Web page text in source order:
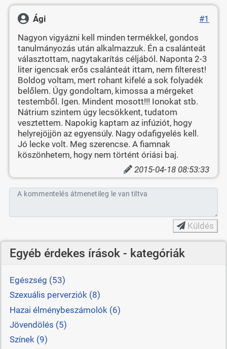
Ági
#1
Nagyon vigyázni kell minden termékkel, gondos
tanulmányozás után alkalmazzuk. Én a csalánteát
választottam, nagytakarítás céljából. Naponta 2-3
liter igencsak erős csalánteát ittam, nem filterest!
Boldog voltam, mert rohant kifelé a sok folyadék
belőlem. Úgy gondoltam, kimossa a mérgeket
testemből. Igen. Mindent mosott!!! Ionokat stb.
Nátrium szintem úgy lecsökkent, tudatom
vesztettem. Napokig kaptam az infúziót, hogy
helyrejöjjön az egyensúly. Nagy odafigyelés kell.
Jó lecke volt. Meg szerencse. A fiamnak
köszönhetem, hogy nem történt óriási baj.
2015-04-18 08:53:33
A kommentelés átmenetileg le van tiltva
Küldés
Egyéb érdekes írások - kategóriák
Egészség (53)
Szexuális perverziók (8)
Hazai élménybeszámolók (6)
Jövendölés (5)
Színek (9)